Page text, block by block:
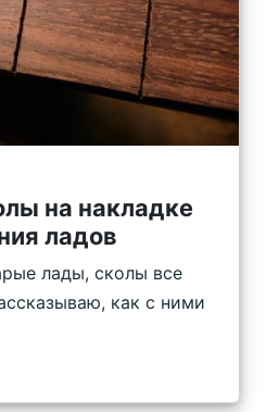
на накладке
ладов
лады, сколы все
как с ними